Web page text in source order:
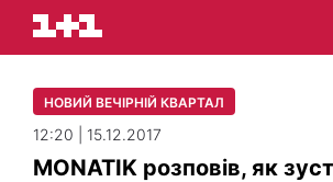
НОВИЙ ВЕЧІРНІЙ КВАРТАЛ
12:20 | 15.12.2017
MONATIK розповів, як